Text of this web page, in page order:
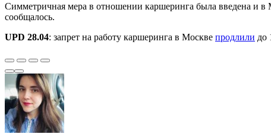
Симметричная мера в отношении каршеринга была введена и в
сообщалось.
UPD 28.04: запрет на работу каршеринга в Москве продлили до